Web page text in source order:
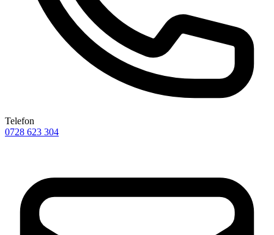
Telefon
0728 623 304